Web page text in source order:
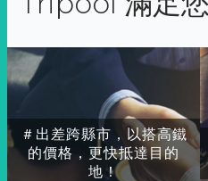
＃出差跨縣市，以搭高鐵
的價格，更快抵達目的
地！